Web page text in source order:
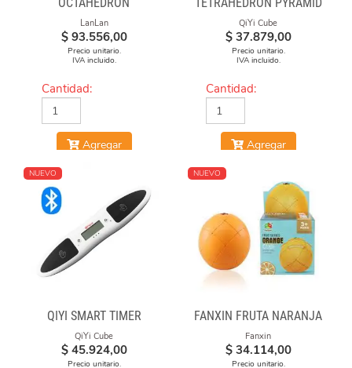
LanLan
$ 93.556,00
Precio unitario.
IVA incluido.
Cantidad:
Agregar
STICKERLESS
QiYi Cube
$ 37.879,00
Precio unitario.
IVA incluido.
Cantidad:
Agregar
NUEVO
QIYI SMART TIMER
QiYi Cube
$ 45.924,00
Precio unitario.
NUEVO
FANXIN FRUTA NARANJA
Fanxin
$ 34.114,00
Precio unitario.